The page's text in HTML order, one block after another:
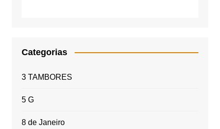
Categorias
3 TAMBORES
5 G
8 de Janeiro